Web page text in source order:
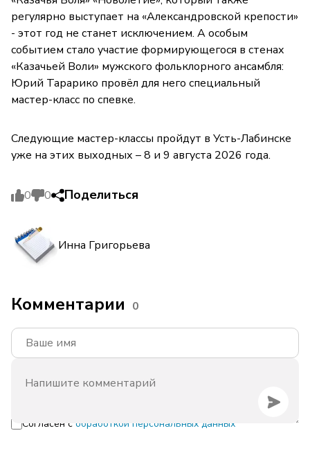
регулярно выступает на «Александровской крепости»
- этот год не станет исключением. А особым
событием стало участие формирующегося в стенах
«Казачьей Воли» мужского фольклорного ансамбля:
Юрий Тарарико провёл для него специальный
мастер-класс по спевке.
Следующие мастер-классы пройдут в Усть-Лабинске
уже на этих выходных – 8 и 9 августа 2026 года.
0 0 Поделиться
Инна Григорьева
Комментарии 0
Согласен с обработкой персональных данных